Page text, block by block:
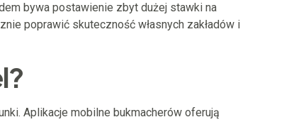
bywa postawienie zbyt dużej stawki na
poprawić skuteczność własnych zakładów i
Aplikacje mobilne bukmacherów oferują